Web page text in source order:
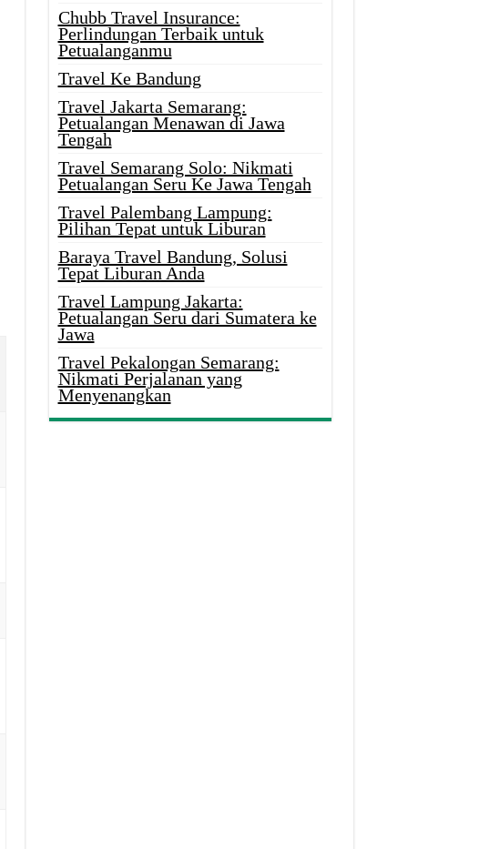
Chubb Travel Insurance:
Perlindungan Terbaik untuk
Petualanganmu
Travel Ke Bandung
Travel Jakarta Semarang:
Petualangan Menawan di Jawa
Tengah
Travel Semarang Solo: Nikmati
Petualangan Seru Ke Jawa Tengah
Travel Palembang Lampung:
Pilihan Tepat untuk Liburan
Baraya Travel Bandung, Solusi
Tepat Liburan Anda
Travel Lampung Jakarta:
Petualangan Seru dari Sumatera ke
Jawa
Travel Pekalongan Semarang:
Nikmati Perjalanan yang
Menyenangkan